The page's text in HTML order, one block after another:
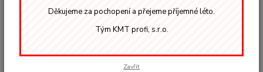
Štětec plochý 150mm na terasy
Děkujeme za pochopení a přejeme příjemné léto.
Tým KMT profi, s.r.o.
Zavřít